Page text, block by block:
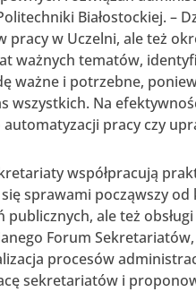
Białostockiej. –
w Uczelni, ale też
ważnych tematów,
ważne i potrzebne,
wszystkich. Na
pracy czy
współpracują
sprawami począwszy
ale też
Forum
procesów
sekretariatów i